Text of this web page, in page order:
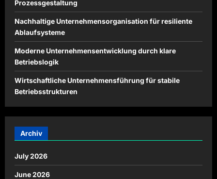
Prozessgestaltung
Nachhaltige Unternehmensorganisation für resiliente
Ablaufsysteme
Moderne Unternehmensentwicklung durch klare
Betriebslogik
Wirtschaftliche Unternehmensführung für stabile
Betriebsstrukturen
Archiv
July 2026
June 2026